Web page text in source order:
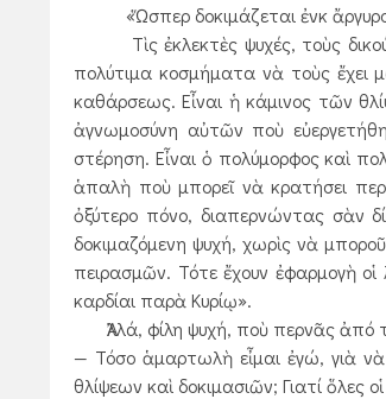
«Ὥσπερ δοκιμάζεται ἐνκ ἄργυρος
Τὶς ἐκλεκτὲς ψυχές, τοὺς
πολύτιμα κοσμήματα νὰ τοὺς ἔχει
καθάρσεως. Εἶναι ἡ κάμινος τῶν
ἀγνωμοσύνη αὐτῶν ποὺ
στέρηση. Εἶναι ὁ πολύμορφος καὶ
ἁπαλὴ ποὺ μπορεῖ νὰ κρατήσει
ὀξύτερο πόνο, διαπερνώντας σὰν
δοκιμαζόμενη ψυχή, χωρὶς νὰ
πειρασμῶν. Τότε ἔχουν ἐφαρμογὴ
καρδίαι παρὰ Κυρίῳ».
Ἀλλά, φίλη ψυχή, ποὺ περνᾶς ἀπό
— Τόσο ἁμαρτωλὴ εἶμαι ἐγώ, γιὰ
θλίψεων καὶ δοκιμασιῶν; Γιατί ὅλες